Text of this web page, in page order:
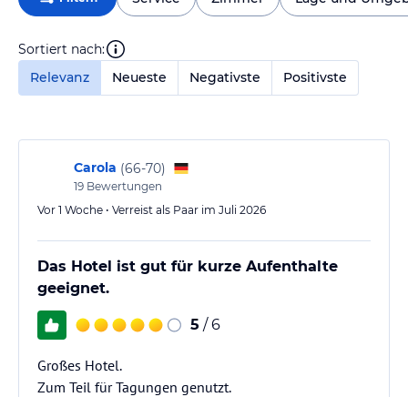
Sortiert nach:
Relevanz
Neueste Negativste Positivste
Carola (66-70)
19 Bewertungen
Vor 1 Woche • Verreist als Paar im Juli 2026
Das Hotel ist gut für kurze Aufenthalte
geeignet.
5 / 6
Großes Hotel.
Zum Teil für Tagungen genutzt.